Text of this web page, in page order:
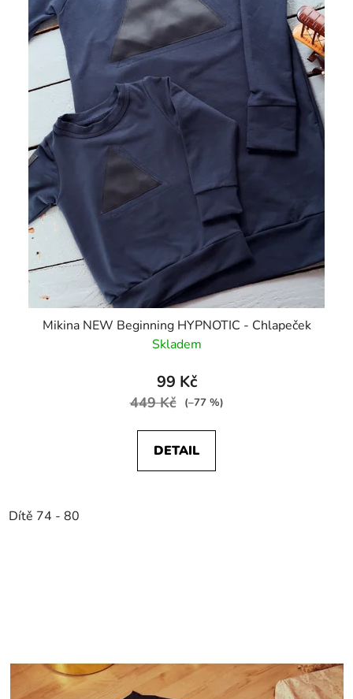
Mikina NEW Beginning HYPNOTIC - Chlapeček
Skladem
99 Kč
449 Kč (–77 %)
DETAIL
Dítě 74 - 80